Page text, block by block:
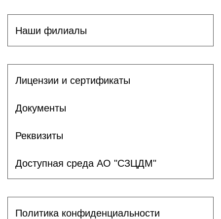
Наши филиалы
Лицензии и сертификаты
Документы
Реквизиты
Доступная среда АО "СЗЦДМ"
Политика конфиденциальности